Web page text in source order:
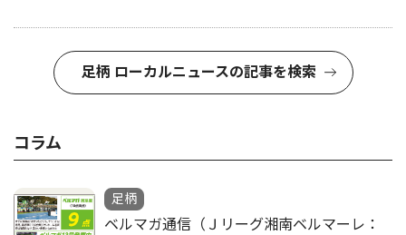
足柄 ローカルニュースの記事を検索
コラム
足柄
ベルマガ通信（Ｊリーグ湘南ベルマーレ：